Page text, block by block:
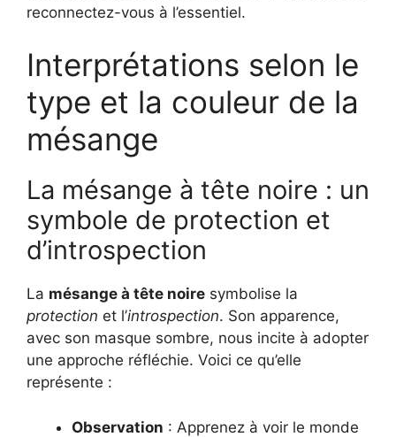
reconnectez-vous à l’essentiel.
Interprétations selon le
type et la couleur de la
mésange
La mésange à tête noire : un
symbole de protection et
d’introspection
La mésange à tête noire symbolise la
protection et l’introspection. Son apparence,
avec son masque sombre, nous incite à adopter
une approche réfléchie. Voici ce qu’elle
représente :
Observation : Apprenez à voir le monde